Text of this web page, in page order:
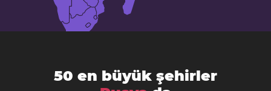
50 en büyük şehirler